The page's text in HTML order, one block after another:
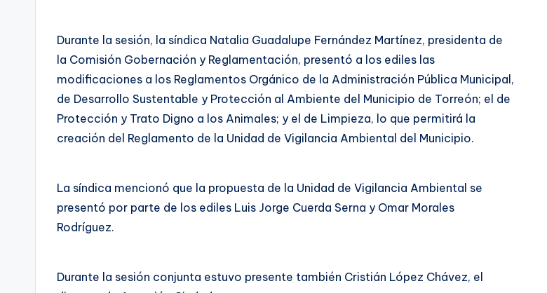
Durante la sesión, la síndica Natalia Guadalupe Fernández Martínez, presidenta de
la Comisión Gobernación y Reglamentación, presentó a los ediles las
modificaciones a los Reglamentos Orgánico de la Administración Pública Municipal,
de Desarrollo Sustentable y Protección al Ambiente del Municipio de Torreón; el de
Protección y Trato Digno a los Animales; y el de Limpieza, lo que permitirá la
creación del Reglamento de la Unidad de Vigilancia Ambiental del Municipio.
La síndica mencionó que la propuesta de la Unidad de Vigilancia Ambiental se
presentó por parte de los ediles Luis Jorge Cuerda Serna y Omar Morales
Rodríguez.
Durante la sesión conjunta estuvo presente también Cristián López Chávez, el